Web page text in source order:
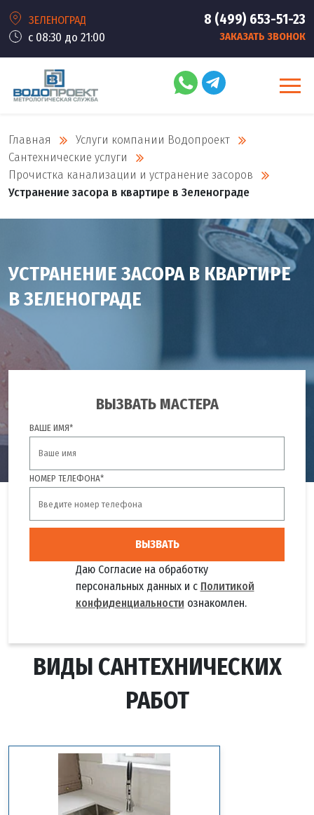
ЗЕЛЕНОГРАД
с 08:30 до 21:00
8 (499) 653-51-23
ЗАКАЗАТЬ ЗВОНОК
Главная
Услуги компании Водопроект
Сантехнические услуги
Прочистка канализации и устранение засоров
Устранение засора в квартире в Зеленограде
УСТРАНЕНИЕ ЗАСОРА В КВАРТИРЕ
В ЗЕЛЕНОГРАДЕ
ВЫЗВАТЬ МАСТЕРА
ВАШЕ ИМЯ*
НОМЕР ТЕЛЕФОНА*
ВЫЗВАТЬ
Даю Согласие на обработку
персональных данных и с Политикой
конфиденциальности ознакомлен.
ВИДЫ САНТЕХНИЧЕСКИХ
РАБОТ